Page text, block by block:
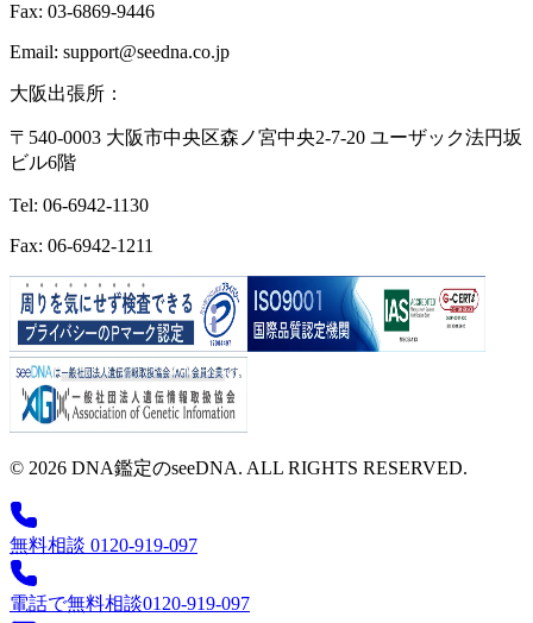
Fax: 03-6869-9446
Email: support@seedna.co.jp
大阪出張所：
〒540-0003 大阪市中央区森ノ宮中央2-7-20 ユーザック法円坂
ビル6階
Tel: 06-6942-1130
Fax: 06-6942-1211
© 2026 DNA鑑定のseeDNA. ALL RIGHTS RESERVED.
無料相談 0120-919-097
電話で無料相談0120-919-097